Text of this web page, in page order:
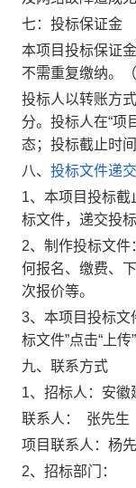
七：投标保证金
本项目投标保证
不需重复缴纳。
投标人以转账方
分。投标人在“项
态；投标截止时
八、 投标文件递交
1、 本项目投标截
标文件， 递交投
2、 制作投标文件
何报名、缴费、
次报价等。
3、本项目投标文
标文件”点击“上传
九、联系方式
1、招标人： 安徽
联系人：
张先生
项目联系人： 杨
2、招标部门：